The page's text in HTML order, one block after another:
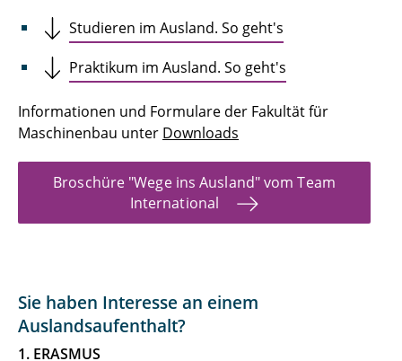
Studieren im Ausland. So geht's
Praktikum im Ausland. So geht's
Informationen und Formulare der Fakultät für
Maschinenbau unter Downloads
Broschüre "Wege ins Ausland" vom Team
International
Sie haben Interesse an einem
Auslandsaufenthalt?
1. ERASMUS